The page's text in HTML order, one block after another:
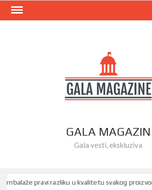
Skip
GALA MAGAZIN
Gala vesti, ekskluziva
pravi razliku u kvalitetu svakog proizvoda!